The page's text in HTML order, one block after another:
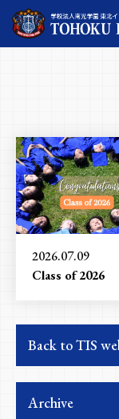
2026.07.09
Class of 2026
Back to TIS
Archive